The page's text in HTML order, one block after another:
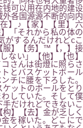
可以用在内地的建设
各国源源不断的向内
】♪【家】【里】六
「それから私の体の
がするんだけれどcこ
服】【务】™【，】接
ない」【他】【也】
さんは街燈に照らさ
とバスケットボール
チに腰を下ろした。
ットのボールをとり
していた。そして僕
だけれどできないこ
】【去】金が乏しく
を稼いた。どこにで